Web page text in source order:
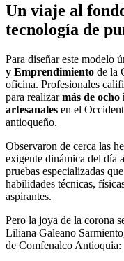
Un viaje al
tecnología de
Para diseñar este modelo
y Emprendimiento de la
oficina. Profesionales
para realizarmás de
artesanales en el
antioqueño.
Observaron de cerca las
exigente dinámica del día
pruebas especializadas
habilidades técnicas,
aspirantes.
Pero la joya de la corona
Liliana Galeano
de Comfenalco Antioquia: